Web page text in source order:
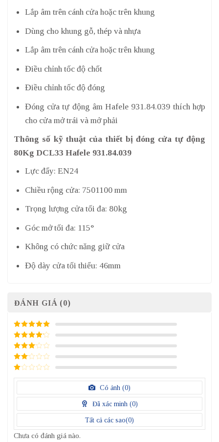
Lắp âm trên cánh cửa hoặc trên khung
Dùng cho khung gỗ, thép và nhựa
Lắp âm trên cánh cửa hoặc trên khung
Điều chỉnh tốc độ chốt
Điều chỉnh tốc độ đóng
Đóng cửa tự động âm Hafele 931.84.039 thích hợp
cho cửa mở trái và mở phải
Thông số kỹ thuật của thiết bị đóng cửa tự động
80Kg DCL33 Hafele 931.84.039
Lực đẩy: EN24
Chiều rộng cửa: 7501100 mm
Trọng lượng cửa tối đa: 80kg
Góc mở tối đa: 115°
Không có chức năng giữ cửa
Độ dày cửa tối thiểu: 46mm
ĐÁNH GIÁ (0)
5/ 5 điểm
4/ 5
điểm
3/ 5
điểm
2/
điểm
1
điểm
Có ảnh (0)
Đã xác minh (0)
Tất cả các sao(0)
Chưa có đánh giá nào.